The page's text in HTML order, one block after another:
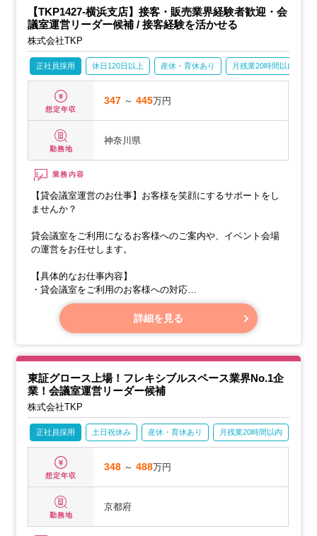
【TKP1427-横浜支店】接客・販売業界経験者歓迎・会
議室運営リーダー候補 / 接客経験を活かせる
株式会社TKP
正社員採用 休日120日以上 産休・育休あり 月残業20時間以内
想定年収
347 ～445万円
勤務地
神奈川県
業務内容
【貸会議室運営のお仕事】お客様を笑顔にするサポートをし
ませんか？
貸会議室をご利用になるお客様へのご案内や、イベント会場
の運営をお任せします。
【具体的なお仕事内容】
・貸会議室をご利用のお客様への対応
・法人のお客様のご案内や会場のご説明
・貸会議室の会場準備（設営や清掃など）
詳細を見る
東証グロース上場！フレキシブルスペース業界No.1企
業！会議室運営リーダー候補
株式会社TKP
正社員採用 土日祝休み 産休・育休あり 月残業20時間以内
想定年収
348 ～488万円
勤務地
京都府